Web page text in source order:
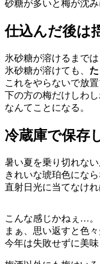
砂糖が多いと梅が沈
仕込んだ後は
氷砂糖が溶けるまでは
氷砂糖が溶けても、
これをやらないで放置
下の方の梅だけしわ
なんてことになる。
冷蔵庫で保存
暑い夏を乗り切れな
きれいな琥珀色になら
直射日光に当てなけれ
こんな感じかねぇ…。
まぁ、思い返すと色
今年は失敗せずに美